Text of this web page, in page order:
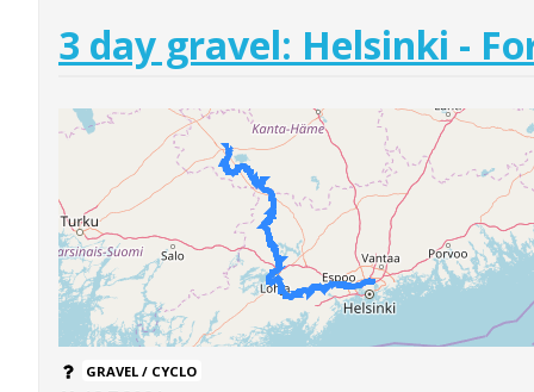
3 day gravel: Helsinki -
GRAVEL / CYCLO